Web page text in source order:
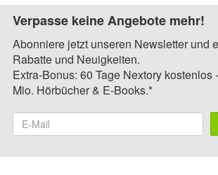
Verpasse keine Angebote mehr!
Abonniere jetzt unseren Newsletter und
Rabatte und Neuigkeiten.
Extra-Bonus: 60 Tage Nextory kostenlos
Mio. Hörbücher & E-Books.*